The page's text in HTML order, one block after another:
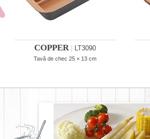
COPPER| LT3090
Tavă de chec 25 × 13 cm